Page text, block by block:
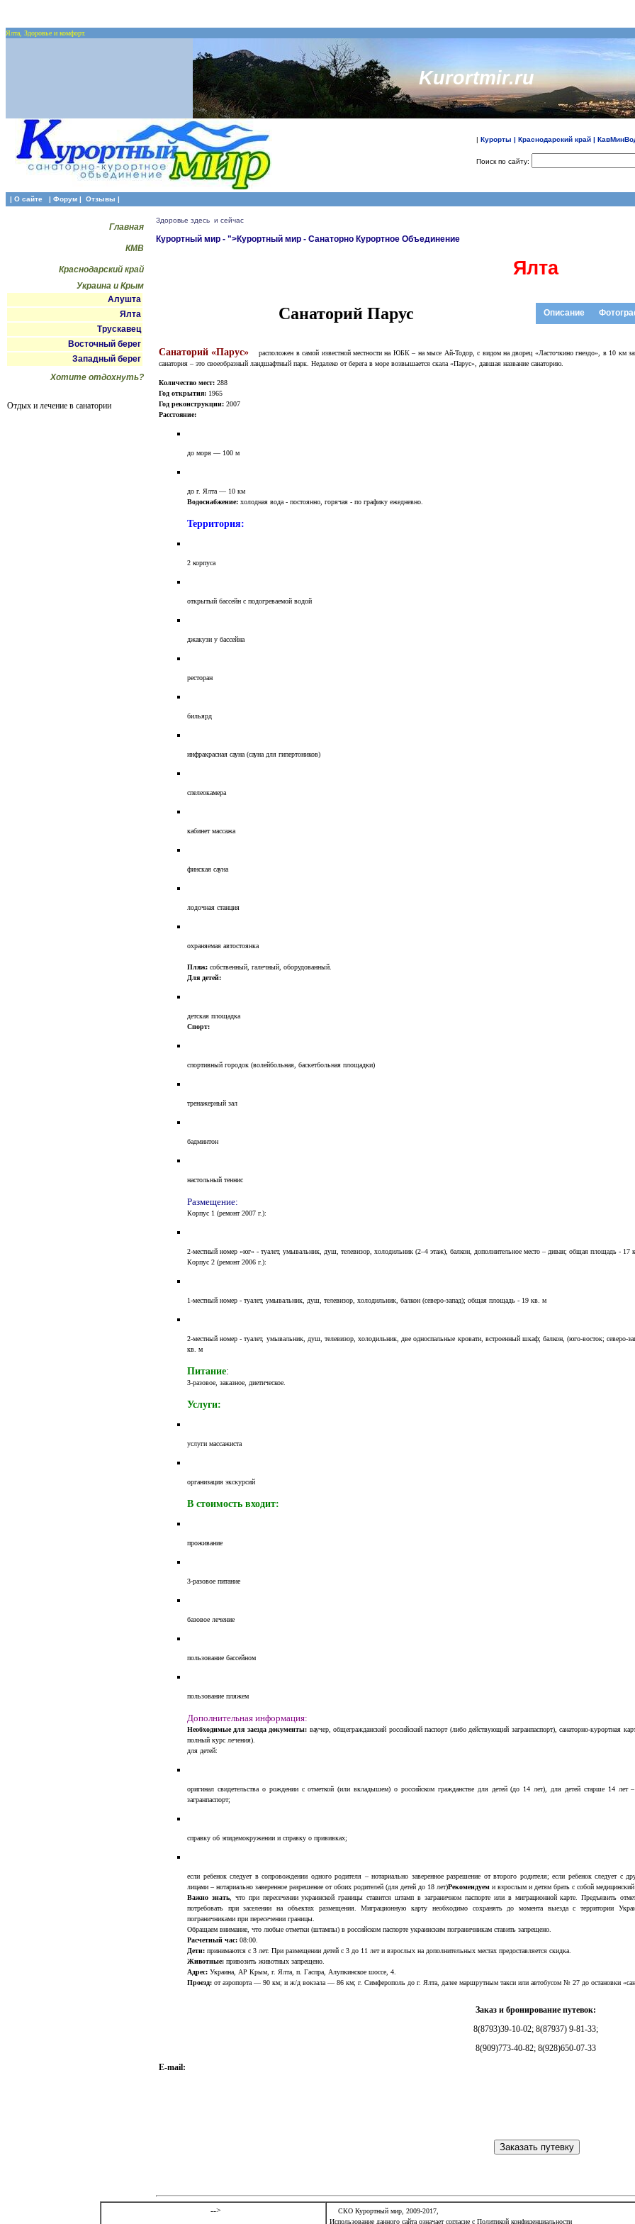
Ялта, Здоровье и комфорт.
Kurortmir.ru
| Курорты | Краснодарский край |
Поиск по сайту:
| О сайте | Форум | Отзывы |
Главная
КМВ
Краснодарский край
Украина и Крым
Алушта
Ялта
Трускавец
Восточный берег
Западный берег
Хотите отдохнуть?
Отдых и лечение в санатории
Здоровье здесь и сейчас
Курортный мир - ">Курортный мир - Санаторно Курортное Объединение
Ялта
Санаторий Парус Описание
Санаторий «Парус»
расположен в самой известной местности на ЮБК – на мысе Ай-Тодор, с видом на дворец «Ласточкино гнездо», в 10 км
санатория – это своеобразный ландшафтный парк. Недалеко от берега в море возвышается скала «Парус», давшая название санаторию.
Количество мест: 288
Год открытия: 1965
Год реконструкции: 2007
Расстояние:
до моря — 100 м
до г. Ялта — 10 км
Водоснабжение: холодная вода - постоянно, горячая - по графику ежедневно.
Территория:
2 корпуса
открытый бассейн с подогреваемой водой
джакузи у бассейна
ресторан
бильярд
инфракрасная сауна (сауна для гипертоников)
спелеокамера
кабинет массажа
финская сауна
лодочная станция
охраняемая автостоянка
Пляж: собственный, галечный, оборудованный.
Для детей:
детская площадка
Спорт:
спортивный городок (волейбольная, баскетбольная площадки)
тренажерный зал
бадминтон
настольный теннис
Размещение:
Корпус 1 (ремонт 2007 г.):
2-местный номер «юг» - туалет, умывальник, душ, телевизор, холодильник (2–4 этаж), балкон, дополнительное место – диван; общая площадь - 17
Корпус 2 (ремонт 2006 г.):
1-местный номер - туалет, умывальник, душ, телевизор, холодильник, балкон (северо-запад); общая площадь - 19 кв. м
2-местный номер - туалет, умывальник, душ, телевизор, холодильник, две односпальные кровати, встроенный шкаф; балкон, (юго-восток; северо-
кв. м
Питание:
3-разовое, заказное, диетическое.
Услуги:
услуги массажиста
организация экскурсий
В стоимость входит:
проживание
3-разовое питание
базовое лечение
пользование бассейном
пользование пляжем
Дополнительная информация:
Необходимые для заезда документы: ваучер, общегражданский российский паспорт (либо действующий загранпаспорт), санаторно-курортная
полный курс лечения).
для детей:
оригинал свидетельства о рождении с отметкой (или вкладышем) о российском гражданстве для детей (до 14 лет), для детей старше 14 лет
загранпаспорт;
справку об эпидемокружении и справку о прививках;
если ребенок следует в сопровождении одного родителя – нотариально заверенное разрешение от второго родителя; если ребенок следует с
лицами – нотариально заверенное разрешение от обоих родителей (для детей до 18 лет)Рекомендуем и взрослым и детям брать с собой медицинский
Важно знать, что при пересечении украинской границы ставится штамп в заграничном паспорте или в миграционной карте. Предъявить
потребовать при заселении на объектах размещения. Миграционную карту необходимо сохранять до момента выезда с территории
пограничниками при пересечении границы.
Обращаем внимание, что любые отметки (штампы) в российском паспорте украинским пограничникам ставить запрещено.
Расчетный час: 08:00.
Дети: принимаются с 3 лет. При размещении детей с 3 до 11 лет и взрослых на дополнительных местах предоставляется скидка.
Животные: привозить животных запрещено.
Адрес: Украина, АР Крым, г. Ялта, п. Гаспра, Алупкинское шоссе, 4.
Проезд: от аэропорта — 90 км; и ж/д вокзала — 86 км; г. Симферополь до г. Ялта, далее маршрутным такси или автобусом № 27 до остановки
Заказ и бронирование путевок:
8(8793)39-10-02; 8(87937) 9-81-33;
8(909)773-40-82; 8(928)650-07-33
E-mail:
-->
СКО Курортный мир, 2009-2017,
Иcпoльзoвaниe дaннoгo caйтa oзнaчaeт coглacиe c Политикой конфиденциальности